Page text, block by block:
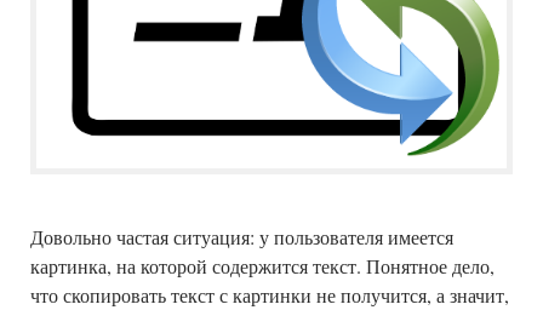
Довольно частая ситуация: у пользователя имеется
картинка, на которой содержится текст. Понятное дело,
что скопировать текст с картинки не получится, а значит,